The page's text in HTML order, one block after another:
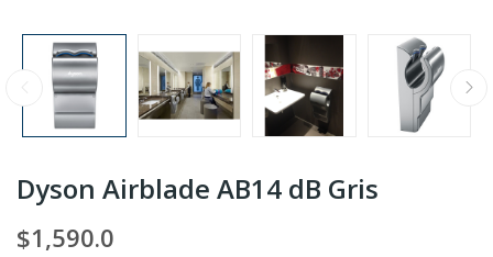
Dyson Airblade AB14 dB Gris
$1,590.0